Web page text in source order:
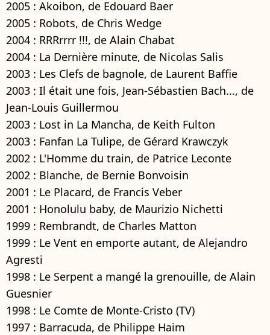
2005 : Akoibon, de Edouard Baer
2005 : Robots, de Chris Wedge
2004 : RRRrrrr !!!, de Alain Chabat
2004 : La Dernière minute, de Nicolas Salis
2003 : Les Clefs de bagnole, de Laurent Baffie
2003 : Il était une fois, Jean-Sébastien Bach..., de
Jean-Louis Guillermou
2003 : Lost in La Mancha, de Keith Fulton
2003 : Fanfan La Tulipe, de Gérard Krawczyk
2002 : L'Homme du train, de Patrice Leconte
2002 : Blanche, de Bernie Bonvoisin
2001 : Le Placard, de Francis Veber
2001 : Honolulu baby, de Maurizio Nichetti
1999 : Rembrandt, de Charles Matton
1999 : Le Vent en emporte autant, de Alejandro
Agresti
1998 : Le Serpent a mangé la grenouille, de Alain
Guesnier
1998 : Le Comte de Monte-Cristo (TV)
1997 : Barracuda, de Philippe Haim